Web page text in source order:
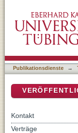
Publikationsdienste →
Kontakt
Verträge